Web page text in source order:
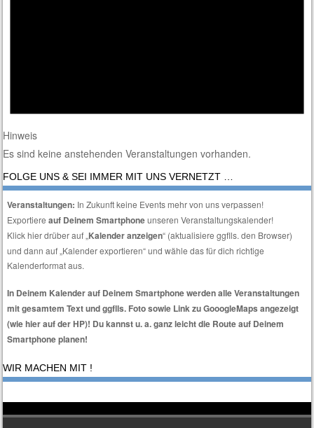
Hinweis
Es sind keine anstehenden Veranstaltungen vorhanden.
FOLGE UNS & SEI IMMER MIT UNS VERNETZT …
Veranstaltungen: In Zukunft keine Events mehr von uns verpassen!
Exportiereauf Deinem Smartphoneunseren Veranstaltungskalender!
Klick hier drüber auf „Kalender anzeigen“ (aktualisiere ggflls. den Browser)
und dann auf „Kalender exportieren“ und wähle das für dich richtige
Kalenderformat aus.
In Deinem Kalender auf Deinem Smartphone werden alle Veranstaltungen
mit gesamtem Text und ggflls. Foto sowie Link zu GooogleMaps angezeigt
(wie hier auf der HP)! Du kannst u. a. ganz leicht die Route auf Deinem
Smartphone planen!
WIR MACHEN MIT !